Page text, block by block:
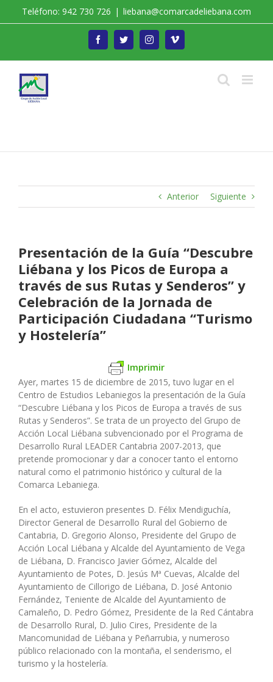
Teléfono: 942 730 726 | liebana@comarcadeliebana.com
FacebookTwitterInstagramVimeo
Anterior Siguiente
Presentación de la Guía “Descubre
Liébana y los Picos de Europa a
través de sus Rutas y Senderos” y
Celebración de la Jornada de
Participación Ciudadana “Turismo
y Hostelería”
Imprimir
Ayer, martes 15 de diciembre de 2015, tuvo lugar en el
Centro de Estudios Lebaniegos la presentación de la Guía
“Descubre Liébana y los Picos de Europa a través de sus
Rutas y Senderos”. Se trata de un proyecto del Grupo de
Acción Local Liébana subvencionado por el Programa de
Desarrollo Rural LEADER Cantabria 2007-2013, que
pretende promocionar y dar a conocer tanto el entorno
natural como el patrimonio histórico y cultural de la
Comarca Lebaniega.
En el acto, estuvieron presentes D. Félix Mendiguchía,
Director General de Desarrollo Rural del Gobierno de
Cantabria, D. Gregorio Alonso, Presidente del Grupo de
Acción Local Liébana y Alcalde del Ayuntamiento de Vega
de Liébana, D. Francisco Javier Gómez, Alcalde del
Ayuntamiento de Potes, D. Jesús Mª Cuevas, Alcalde del
Ayuntamiento de Cillorigo de Liébana, D. José Antonio
Fernández, Teniente de Alcalde del Ayuntamiento de
Camaleño, D. Pedro Gómez, Presidente de la Red Cántabra
de Desarrollo Rural, D. Julio Cires, Presidente de la
Mancomunidad de Liébana y Peñarrubia, y numeroso
público relacionado con la montaña, el senderismo, el
turismo y la hostelería.